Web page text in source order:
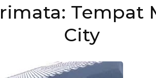
Tempat
City